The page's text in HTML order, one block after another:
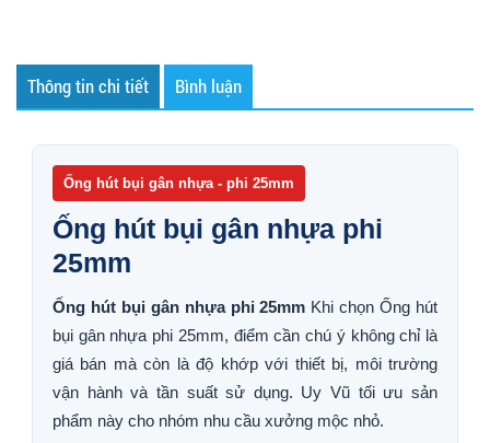
Thông tin chi tiết Bình luận
Ống hút bụi gân nhựa - phi 25mm
Ống hút bụi gân nhựa phi
25mm
Ống hút bụi gân nhựa phi 25mm Khi chọn Ống hút
bụi gân nhựa phi 25mm, điểm cần chú ý không chỉ là
giá bán mà còn là độ khớp với thiết bị, môi trường
vận hành và tần suất sử dụng. Uy Vũ tối ưu sản
phẩm này cho nhóm nhu cầu xưởng mộc nhỏ.